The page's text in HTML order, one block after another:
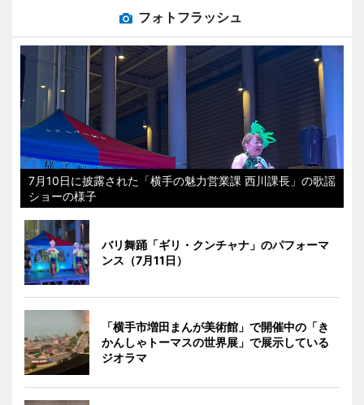
フォトフラッシュ
7月10日に披露された「横手の魅力営業課 西川課長」の歌謡
ショーの様子
バリ舞踊「ギリ・クンチャナ」のパフォーマ
ンス（7月11日）
「横手市増田まんが美術館」で開催中の「き
かんしゃトーマスの世界展」で展示している
ジオラマ